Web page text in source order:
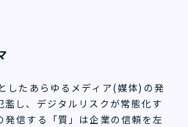
したあらゆるメディア(媒体)の発
濫し、デジタルリスクが常態化す
発信する「質」は企業の信頼を左